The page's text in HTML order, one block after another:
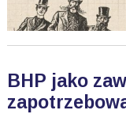
BHP jako